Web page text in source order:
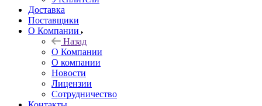
Доставка
Поставщики
О Компании
Назад
О Компании
О компании
Новости
Лицензии
Сотрудничество